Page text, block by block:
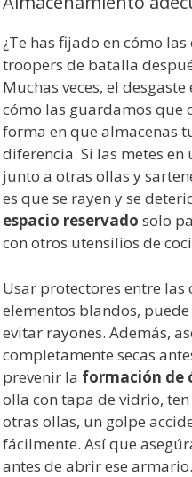
¿Te has fijado en cómo
troopers de batalla
Muchas veces, el
cómo las guardamos que
forma en que almacenas
diferencia. Si las metes
junto a otras ollas y
es que se rayen y se
espacio reservado solo
con otros utensilios de
Usar protectores entre las
elementos blandos,
evitar rayones. Además,
completamente secas
prevenir la formación de
olla con tapa de vidrio,
otras ollas, un golpe
fácilmente. Así que
antes de abrir ese armario.